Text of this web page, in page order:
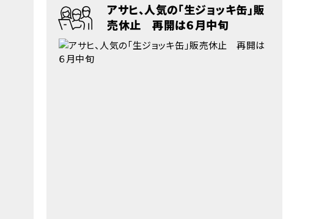
アサヒ、人気の「生ジョッキ缶」販
売休止 再開は６月中旬